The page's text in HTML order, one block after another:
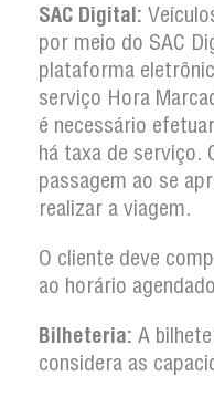
SAC Digital:
por meio do SAC
plataforma
serviço Hora
é necessário
há taxa de serviço.
passagem ao se
realizar a
O cliente deve
ao horário
Bilheteria: A
considera as